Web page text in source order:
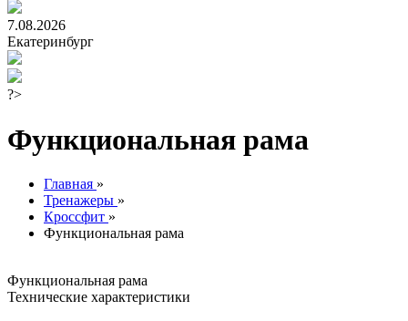
7.08.2026
Екатеринбург
?>
Функциональная рама
Главная »
Тренажеры »
Кроссфит »
Функциональная рама
Функциональная рама
Технические характеристики